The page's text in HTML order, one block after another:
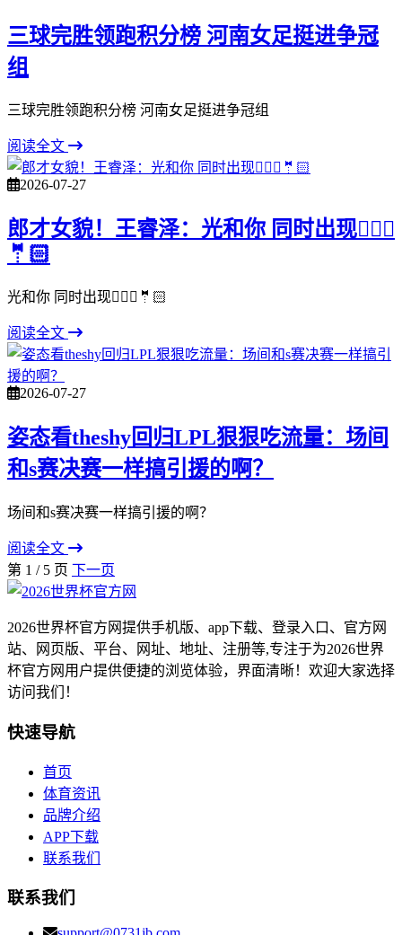
三球完胜领跑积分榜 河南女足挺进争冠
组
三球完胜领跑积分榜 河南女足挺进争冠组
阅读全文
2026-07-27
郎才女貌！王睿泽：光和你 同时出现👰🏻‍♀️
🤵🏻
光和你 同时出现👰🏻‍♀️🤵🏻
阅读全文
2026-07-27
姿态看theshy回归LPL狠狠吃流量：场间
和s赛决赛一样搞引援的啊？
场间和s赛决赛一样搞引援的啊？
阅读全文
第 1 / 5 页 下一页
2026世界杯官方网提供手机版、app下载、登录入口、官方网
站、网页版、平台、网址、地址、注册等,专注于为2026世界
杯官方网用户提供便捷的浏览体验，界面清晰！欢迎大家选择
访问我们！
快速导航
首页
体育资讯
品牌介绍
APP下载
联系我们
联系我们